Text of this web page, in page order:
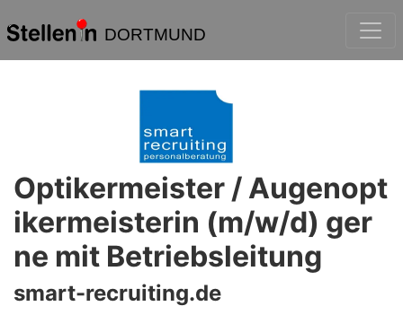
DORTMUND
Optikermeister / Augenopt
ikermeisterin (m/w/d) ger
ne mit Betriebsleitung
smart-recruiting.de